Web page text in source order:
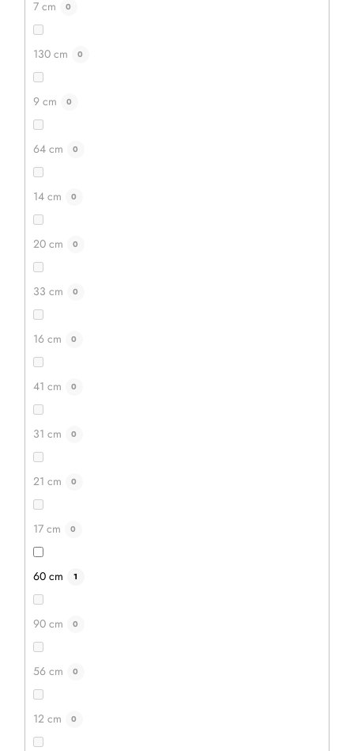
7 cm 0
130 cm 0
9 cm 0
64 cm 0
14 cm 0
20 cm 0
33 cm 0
16 cm 0
41 cm 0
31 cm 0
21 cm 0
17 cm 0
60 cm 1
90 cm 0
56 cm 0
12 cm 0